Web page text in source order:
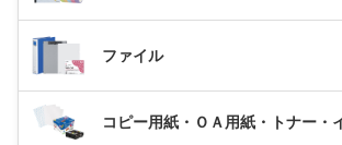
ファイル
コピー用紙・ＯＡ用紙・トナー・